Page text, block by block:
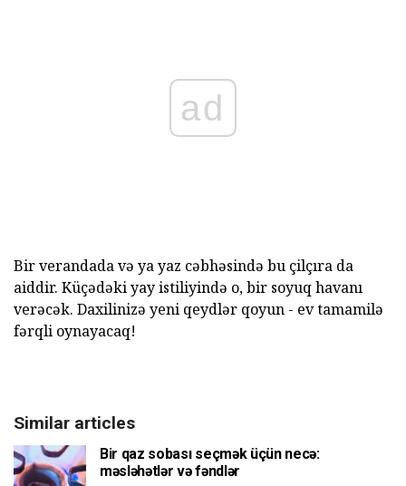
ad
Bir verandada və ya yaz cəbhəsində bu çilçıra da
aiddir. Küçədəki yay istiliyində o, bir soyuq havanı
verəcək. Daxilinizə yeni qeydlər qoyun - ev tamamilə
fərqli oynayacaq!
Similar articles
Bir qaz sobası seçmək üçün necə:
məsləhətlər və fəndlər